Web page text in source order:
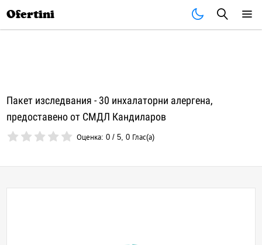
Ofertini
Пакет изследвания - 30 инхалаторни алергена,
предоставено от СМДЛ Кандиларов
Оценка:0 /5,0 Глас(а)